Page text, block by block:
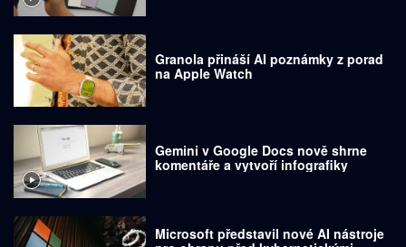
Granola přináší AI poznámky z porad
na Apple Watch
Gemini v Google Docs nově shrne
komentáře a vytvoří infografiky
Microsoft představil nové AI nástroje